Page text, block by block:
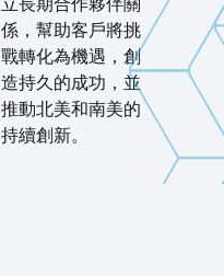
係，幫助客戶將挑
戰轉化為機遇，創
造持久的成功，並
推動北美和南美的
持續創新。